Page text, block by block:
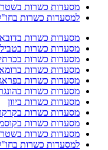
מסעדות כשרות
למסעדות כשרות
מסעדות כשרות
מסעדות כשרות
מסעדות כשרות
מסעדות כשרות ברומא
מסעדות כשרות
מסעדות כשרות
מסעדות כשרות ביוון
מסעדות כשרות
מסעדות כשרות
מסעדות כשרות
למסעדות כשרות